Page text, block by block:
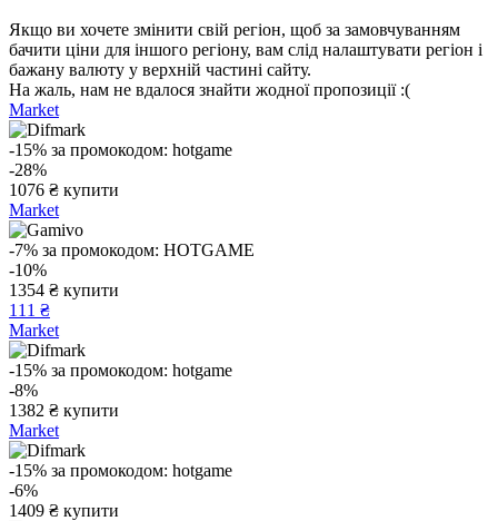
Якщо ви хочете змінити свій регіон, щоб за замовчуванням
бачити ціни для іншого регіону, вам слід налаштувати регіон і
бажану валюту у верхній частині сайту.
На жаль, нам не вдалося знайти жодної пропозиції :(
Market
-15% за промокодом: hotgame
-28%
1076 ₴ купити
Market
-7% за промокодом: HOTGAME
-10%
1354 ₴ купити
111 ₴
Market
-15% за промокодом: hotgame
-8%
1382 ₴ купити
Market
-15% за промокодом: hotgame
-6%
1409 ₴ купити